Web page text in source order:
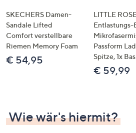
SKECHERS Damen-
Sandale Lifted
Comfort verstellbare
Riemen Memory Foam
€ 54,95
LITTLE
Entlastungs-
Passform
Spitze, 1x
€ 59,99
Wie wär's hiermit?